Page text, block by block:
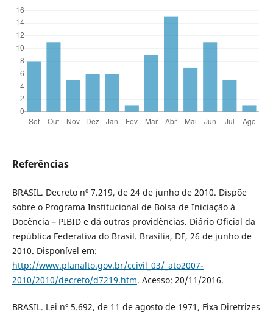
Referências
BRASIL. Decreto nº 7.219, de 24 de junho de 2010. Dispõe
sobre o Programa Institucional de Bolsa de Iniciação à
Docência – PIBID e dá outras providências. Diário Oficial da
república Federativa do Brasil. Brasília, DF, 26 de junho de
2010. Disponível em:
http://www.planalto.gov.br/ccivil_03/_ato2007-
2010/2010/decreto/d7219.htm. Acesso: 20/11/2016.
BRASIL. Lei nº 5.692, de 11 de agosto de 1971, Fixa Diretrizes